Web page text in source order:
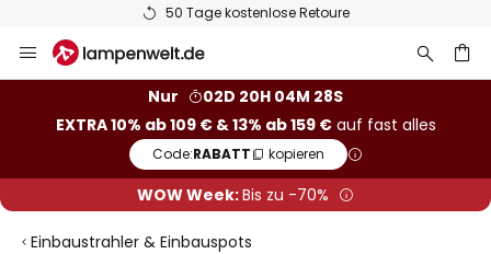
50 Tage kostenlose Retoure
Inhalt
Nur
02D 20H 04M 28S
EXTRA 10% ab 109 € & 13% ab 159 €auf fast alles
Code:RABATT kopieren
WOW Week:Bis zu -70%
Einbaustrahler & Einbauspots